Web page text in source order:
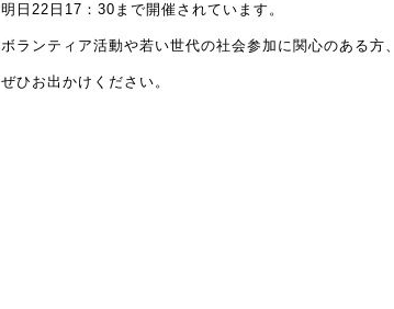
明日22日17：30まで開催されています。
ボランティア活動や若い世代の社会参加に関心のある方、
ぜひお出かけください。